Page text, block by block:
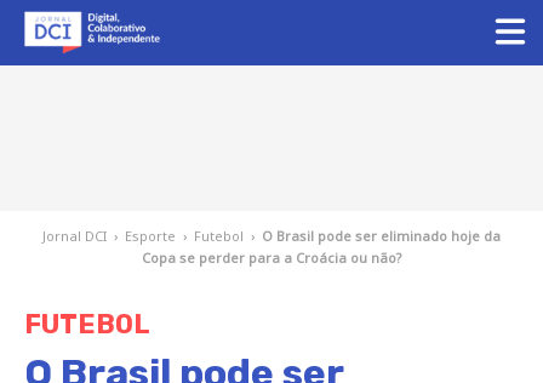
Jornal DCI › Esporte › Futebol › O Brasil pode ser eliminado hoje da
Copa se perder para a Croácia ou não?
FUTEBOL
O Brasil pode ser